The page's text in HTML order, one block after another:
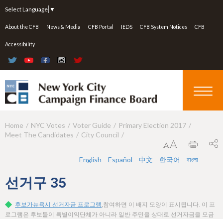
Select Language ▼
About the CFB News & Media CFB Portal IEDS CFB System Notices CFB
Accessibility
Y
a
r
e
Home NYC Votes Voter Guide
Primary Election 2017
Meet The Candidates
City Council
English Español 中文 한국어 বাংলা
선거구 35
후보가뉴욕시 선거자금 프로그램,참여하면 이 배지 모양이 표시됩니다. 이 프
로그램은 후보들이 특별이익단체가 아니라 일반 주민을 상대로 선거자금을 모금